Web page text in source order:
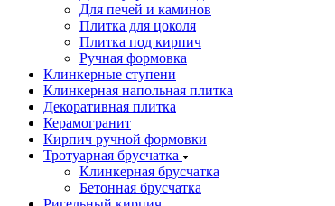
Для печей и каминов
Плитка для цоколя
Плитка под кирпич
Ручная формовка
Клинкерные ступени
Клинкерная напольная плитка
Декоративная плитка
Керамогранит
Кирпич ручной формовки
Тротуарная брусчатка
Клинкерная брусчатка
Бетонная брусчатка